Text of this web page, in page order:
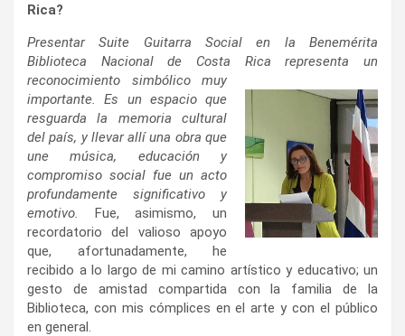
Rica?
Presentar Suite Guitarra Social en la Benemérita
Biblioteca Nacional de Costa Rica representa un
reconocimiento simbólico muy
importante. Es un espacio que
resguarda la memoria cultural
del país, y llevar allí una obra que
une música, educación y
compromiso social fue un acto
profundamente significativo y
emotivo. Fue, asimismo, un
recordatorio del valioso apoyo
que, afortunadamente, he
recibido a lo largo de mi camino artístico y educativo; un
gesto de amistad compartida con la familia de la
Biblioteca, con mis cómplices en el arte y con el público
en general.